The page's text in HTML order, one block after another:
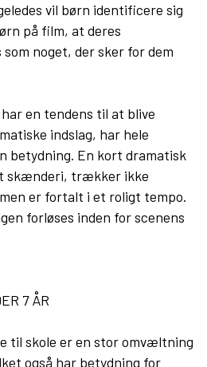
vil børn identificere sig
på film, at deres
noget, der sker for dem
en tendens til at blive
indslag, har hele
betydning. En kort dramatisk
skænderi, trækker ikke
er fortalt i et roligt tempo.
forløses inden for scenens
7 ÅR
til skole er en stor omvæltning
også har betydning for